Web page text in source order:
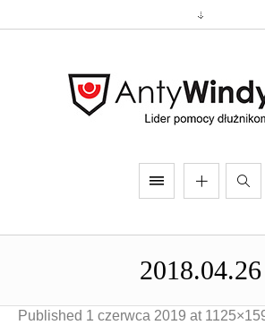
2018.04.26
Published 1 czerwca 2019 at